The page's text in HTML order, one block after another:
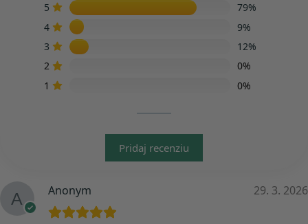
5
79%
4
9%
3
12%
2
0%
1
0%
Pridaj recenziu
Anonym 29. 3. 2026